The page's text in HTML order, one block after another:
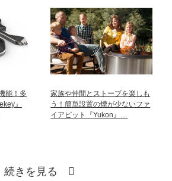
能！多
』
家族や仲間とストーブを楽しも
う！簡単設置の煙が少ないファ
イアピット『Yukon』…
続きを見る